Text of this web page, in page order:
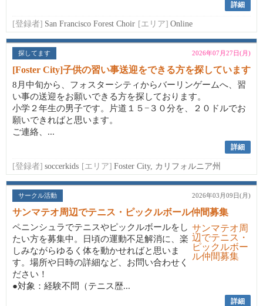
詳細
[登録者] San Francisco Forest Choir [エリア] Online
探してます 2026年07月27日(月)
[Foster City]子供の習い事送迎をできる方を探しています
8月中旬から、フォスターシティからバーリンゲームへ、習
い事の送迎をお願いできる方を探しております。
小学２年生の男子です。片道１５−３０分を、２０ドルでお
願いできればと思います。
ご連絡、...
詳細
[登録者] soccerkids [エリア] Foster City, カリフォルニア州
サークル活動 2026年03月09日(月)
サンマテオ周辺でテニス・ピックルボール仲間募集
ペニンシュラでテニスやピックルボールをし
たい方を募集中。日頃の運動不足解消に、楽
しみながらゆるく体を動かせればと思いま
す。場所や日時の詳細など、お問い合わせく
ださい！
●対象：経験不問（テニス歴...
詳細